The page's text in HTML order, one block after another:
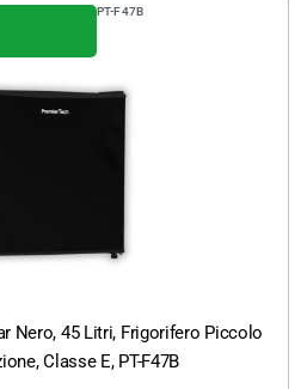
PT-F47B
Nero, 45 Litri, Frigorifero Piccolo
Classe E, PT-F47B